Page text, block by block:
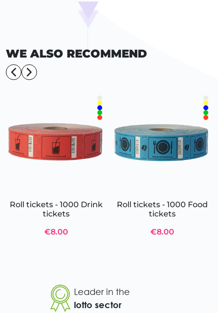
WE ALSO RECOMMEND
Roll tickets - 1000 Drink
tickets
€8.00
Roll tickets - 1000 Food
tickets
€8.00
Leader in the
lotto sector